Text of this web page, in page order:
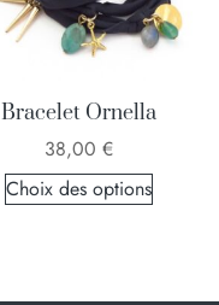
Bracelet Ornella
38,00 €
Choix des options